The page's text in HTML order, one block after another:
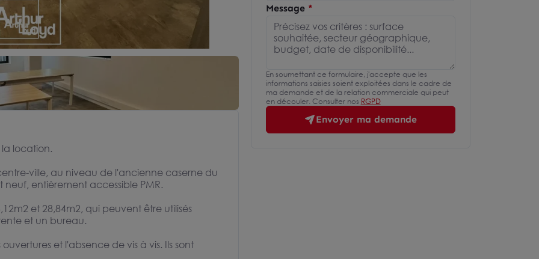
location.
ville, au niveau de l'ancienne caserne du
neuf, entièrement accessible PMR.
et 28,84m2, qui peuvent être utilisés
et un bureau.
et l'absence de vis à vis. Ils sont
Message
En soumettant ce formulaire, j'accepte que les
informations saisies soient exploitées dans le cadre de
ma demande et de la relation commerciale qui peut
en découler. Consulter nos RGPD
Envoyer ma demande